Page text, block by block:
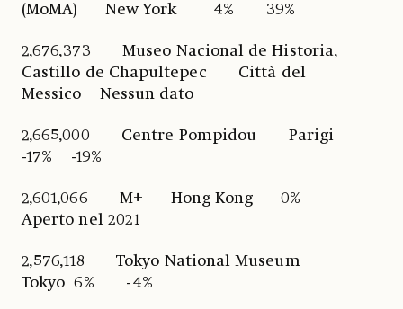
(MoMA) New York 4% 39%
2,676,373 Museo Nacional de Historia,
Castillo de Chapultepec Città del
Messico Nessun dato
2,665,000 Centre Pompidou Parigi
-17% -19%
2,601,066 M+ Hong Kong 0%
Aperto nel 2021
2,576,118 Tokyo National Museum
Tokyo 6% -4%